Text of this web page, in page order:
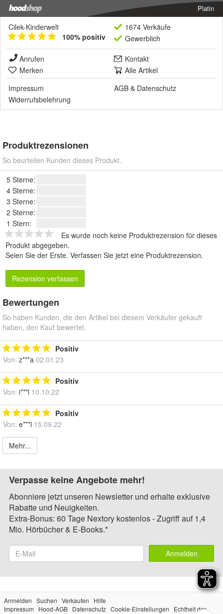
Platin
Cilek-Kinderwelt
100% positiv
1674 Verkäufe
Gewerblich
Anrufen
Kontakt
Merken
Alle Artikel
Impressum
AGB & Datenschutz
Widerrufsbelehrung
Produktrezensionen
So beurteilen Kunden dieses Produkt.
5 Sterne:
4 Sterne:
3 Sterne:
2 Sterne:
1 Stern:
Es wurde noch keine Produktrezension für dieses
Produkt abgegeben.
Seien Sie der Erste. Verfassen Sie jetzt eine Produktrezension.
Rezension verfassen
Bewertungen
So haben Kunden, die den Artikel bei diesem Verkäufer gekauft
haben, den Kauf bewertet.
Positiv
Von: z***a 02.01.23
Positiv
Von: i***l 10.10.22
Positiv
Von: e***l 15.09.22
Mehr...
Verpasse keine Angebote mehr!
Abonniere jetzt unseren Newsletter und erhalte exklusive
Rabatte und Neuigkeiten.
Extra-Bonus: 60 Tage Nextory kostenlos - Zugriff auf 1,4
Mio. Hörbücher & E-Books.*
Anmelden
Anmelden Suchen Verkaufen
Hilfe
Impressum
Hood-AGB Datenschutz Cookie-Einstellungen
Echtheit der